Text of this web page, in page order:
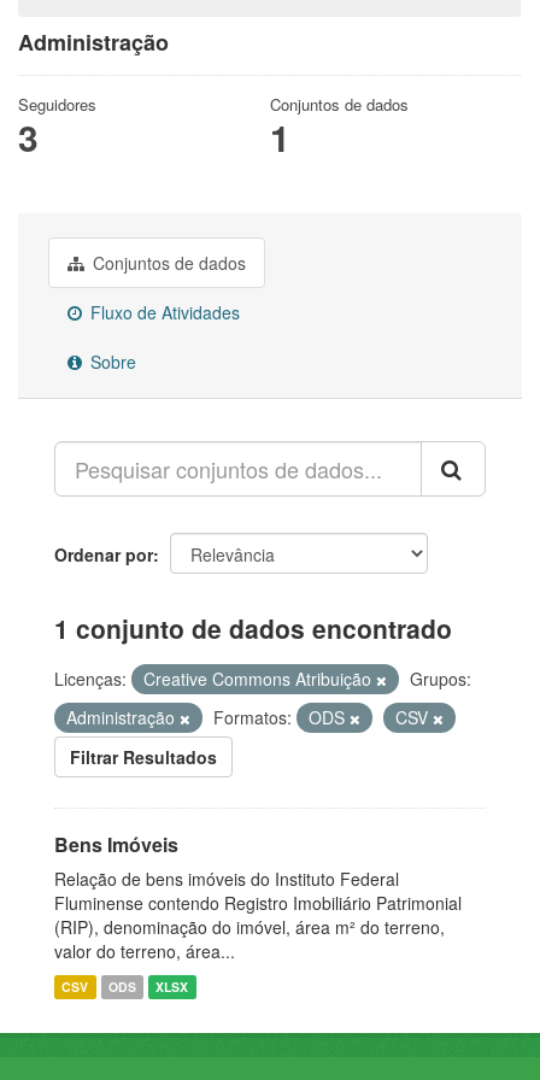
Administração
Seguidores
3
Conjuntos de dados
1
Conjuntos de dados
Fluxo de Atividades
Sobre
Ordenar por
1 conjunto de dados encontrado
Licenças: Creative Commons Atribuição
Grupos:
Administração
Formatos: ODS
CSV
Filtrar Resultados
Bens Imóveis
Relação de bens imóveis do Instituto Federal
Fluminense contendo Registro Imobiliário Patrimonial
(RIP), denominação do imóvel, área m² do terreno,
valor do terreno, área...
CSV ODS XLSX